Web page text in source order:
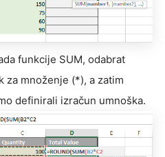
funkcije SUM, odabrat
za množenje (*), a zatim
definirali izračun umnoška.